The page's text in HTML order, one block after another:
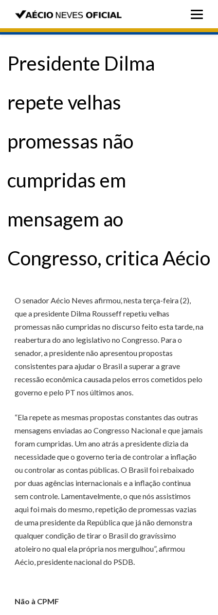
Presidente Dilma
repete velhas
promessas não
cumpridas em
mensagem ao
Congresso, critica Aécio
O senador Aécio Neves afirmou, nesta terça-feira (2),
que a presidente Dilma Rousseff repetiu velhas
promessas não cumpridas no discurso feito esta tarde, na
reabertura do ano legislativo no Congresso. Para o
senador, a presidente não apresentou propostas
consistentes para ajudar o Brasil a superar a grave
recessão econômica causada pelos erros cometidos pelo
governo e pelo PT nos últimos anos.
“Ela repete as mesmas propostas constantes das outras
mensagens enviadas ao Congresso Nacional e que jamais
foram cumpridas. Um ano atrás a presidente dizia da
necessidade que o governo teria de controlar a inflação
ou controlar as contas públicas. O Brasil foi rebaixado
por duas agências internacionais e a inflação continua
sem controle. Lamentavelmente, o que nós assistimos
aqui foi mais do mesmo, repetição de promessas vazias
de uma presidente da República que já não demonstra
qualquer condição de tirar o Brasil do gravíssimo
atoleiro no qual ela própria nos mergulhou”, afirmou
Aécio, presidente nacional do PSDB.
Não à CPMF